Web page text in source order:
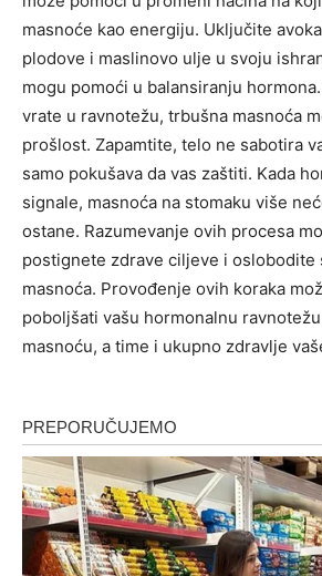
masnoće kao energiju. Uključite
plodove i maslinovo ulje u svoju
mogu pomoći u balansiranju hormona.
vrate u ravnotežu, trbušna masnoća
prošlost. Zapamtite, telo ne sabotira
samo pokušava da vas zaštiti. Kada
signale, masnoća na stomaku više
ostane. Razumevanje ovih procesa
postignete zdrave ciljeve i oslobodite
masnoća. Provođenje ovih koraka
poboljšati vašu hormonalnu
masnoću, a time i ukupno zdravlje